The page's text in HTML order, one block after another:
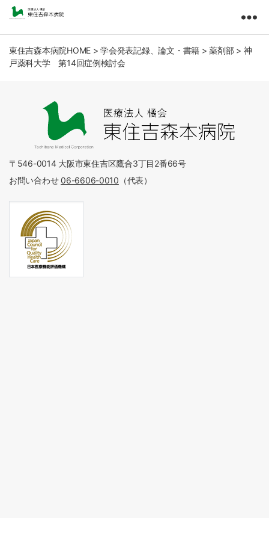
住
吉
森
人
橘
会
東住吉森本病院HOME > 学会発表記録、論文・書籍 > 薬剤部 > 神
戸薬科大学 第14回症例検討会
〒546-0014 大阪市東住吉区鷹合3丁目2番66号
お問い合わせ06-6606-0010 （代表）